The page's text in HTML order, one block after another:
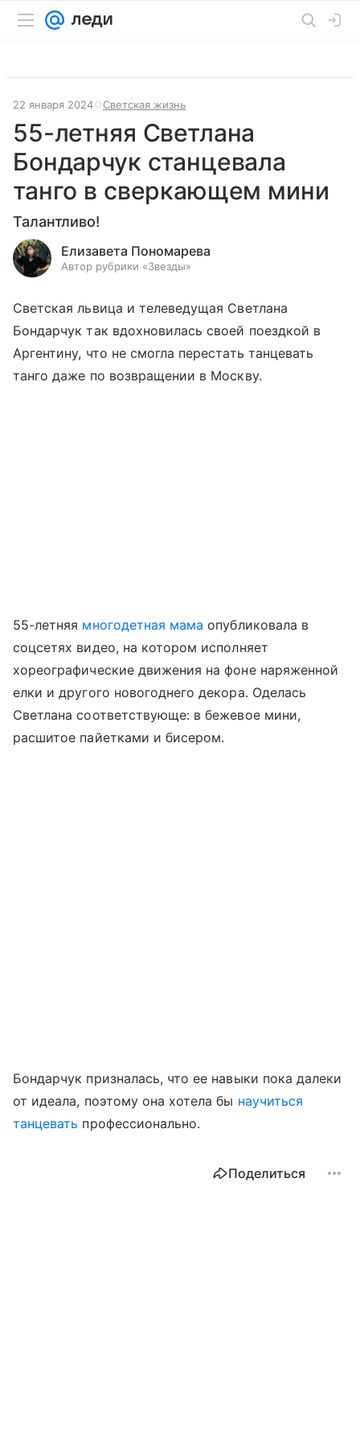
22 января 2024 Светская жизнь
55-летняя Светлана
Бондарчук станцевала
танго в сверкающем мини
Талантливо!
Елизавета Пономарева
Автор рубрики «Звезды»
Светская львица и телеведущая Светлана
Бондарчук так вдохновилась своей поездкой в
Аргентину, что не смогла перестать танцевать
танго даже по возвращении в Москву.
55-летняя многодетная мама опубликовала в
соцсетях видео, на котором исполняет
хореографические движения на фоне наряженной
елки и другого новогоднего декора. Оделась
Светлана соответствующе: в бежевое мини,
расшитое пайетками и бисером.
Бондарчук призналась, что ее навыки пока далеки
от идеала, поэтому она хотела бы научиться
танцевать профессионально.
Поделиться